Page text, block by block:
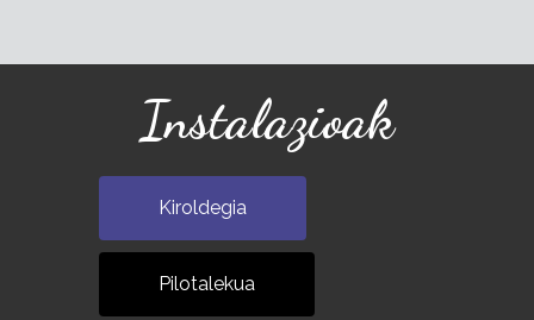
Instalazioak
Kiroldegia
Pilotalekua